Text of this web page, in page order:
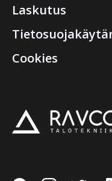
Laskutus
Cookies